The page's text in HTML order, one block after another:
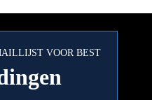
bruggitaar enz
VOOR BEST